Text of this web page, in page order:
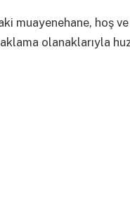
muayenehane, hoş
olanaklarıyla